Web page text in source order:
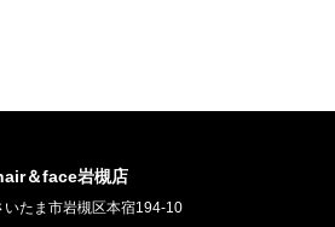
＆face岩槻店
いたま市岩槻区本宿194-10